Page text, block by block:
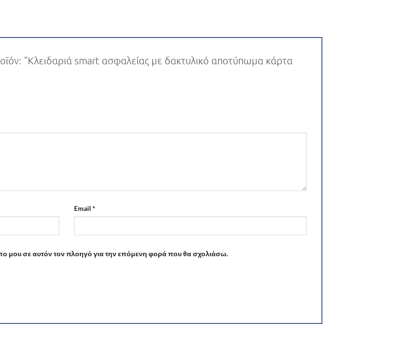
“Κλειδαριά smart ασφαλείας με δακτυλικό αποτύπωμα κάρτα
Email *
μου σε αυτόν τον πλοηγό για την επόμενη φορά που θα σχολιάσω.